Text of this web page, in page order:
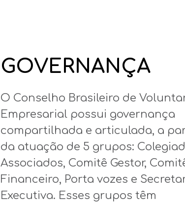
GOVERNANÇA
O Conselho Brasileiro de
Empresarial possui governança
compartilhada e articulada, a
da atuação de 5 grupos: C
Associados, Comitê Gestor, C
Financeiro, Porta vozes e
Executiva. Esses grupos têm